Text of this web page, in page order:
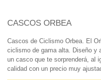
CASCOS ORBEA
Cascos de Ciclismo Orbea. El
ciclismo de gama alta. Diseño y
un casco que te sorprenderá, al
calidad con un precio muy